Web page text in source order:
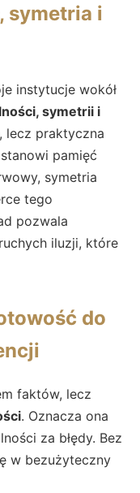
symetria i
instytucje wokół
symetrii i
lecz praktyczna
pamięć
symetria
tego
pozwala
iluzji, które
do
faktów, lecz
. Oznacza ona
za błędy. Bez
w bezużyteczny